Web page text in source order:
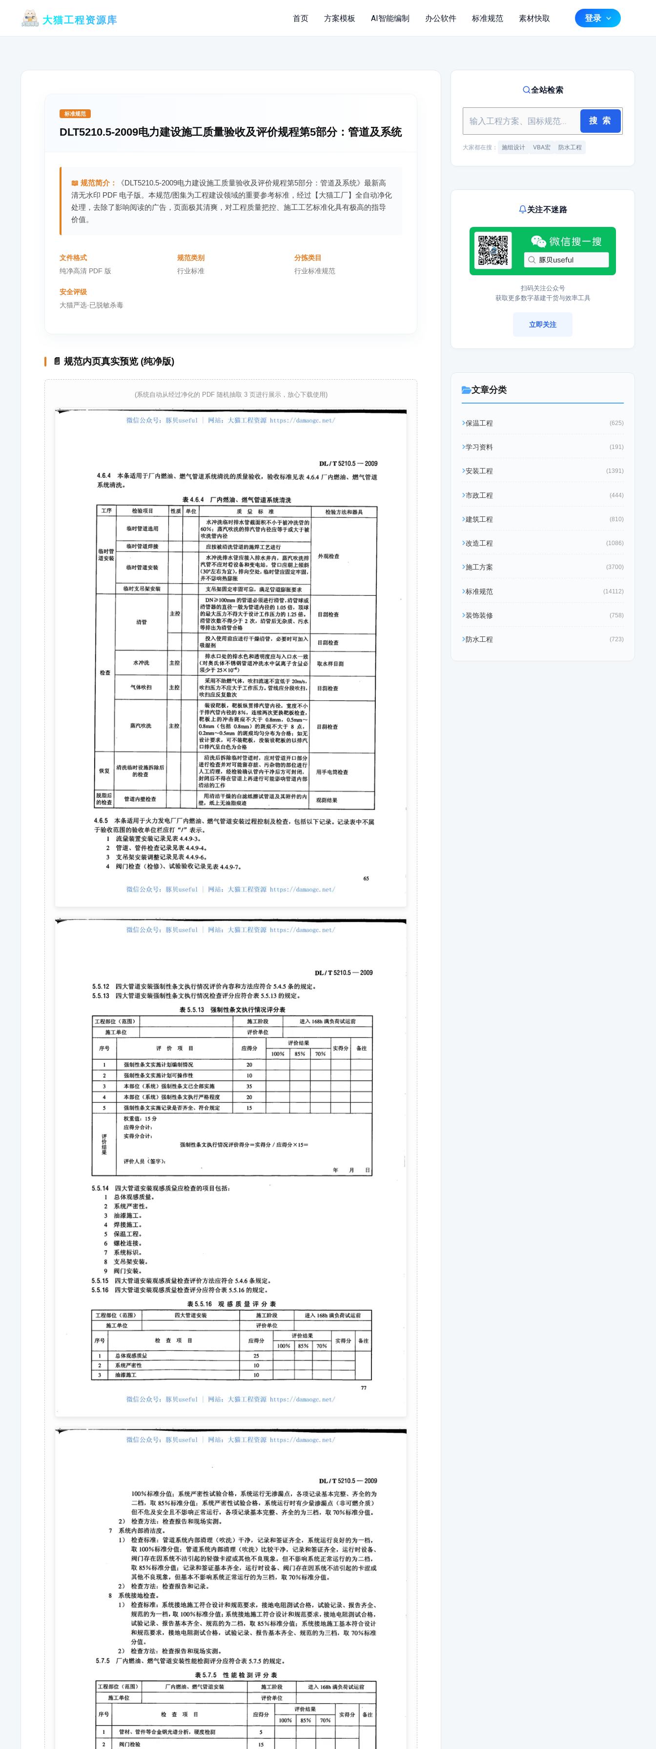
大猫工程资源库 首页 方案模板 AI智能编制 办公软件 标准规范 素材快取 登录
标准规范
DLT5210.5-2009电力建设施工质量验收及评价规程第5部分：管道及系统
📖 规范简介：
《DLT5210.5-2009电力建设施工质量验收及评价规程第5部分：管道及系统》最新高
清无水印 PDF 电子版。本规范/图集为工程建设领域的重要参考标准，经过【大猫工厂】全自动净化
处理，去除了影响阅读的广告，页面极其清爽，对工程质量把控、施工工艺标准化具有极高的指导
价值。
文件格式
纯净高清 PDF 版
规范类别
行业标准
分拣类目
行业标准规范
安全评级
大猫严选·已脱敏杀毒
📄 规范内页真实预览 (纯净版)
(系统自动从经过净化的 PDF 随机抽取 3 页进行展示，放心下载使用)
全站检索
搜 索
大家都在搜： 施组设计 VBA宏 防水工程
关注不迷路
扫码关注公众号
获取更多数字基建干货与效率工具
立即关注
文章分类
保温工程 (625)
学习资料 (191)
安装工程 (1391)
市政工程 (444)
建筑工程 (810)
改造工程 (1086)
施工方案 (3700)
标准规范 (14112)
装饰装修 (758)
防水工程 (723)